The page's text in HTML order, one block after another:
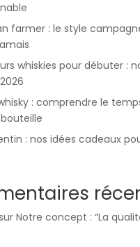
farmer : le style
whiskies pour débuter :
: comprendre le
: nos idées cadeaux
Notre concept : “La